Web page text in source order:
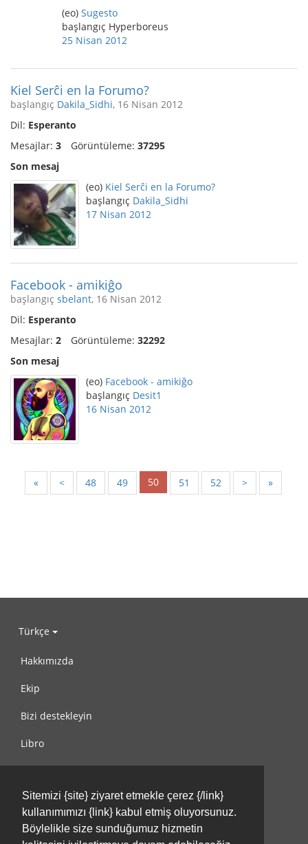
Sitemizi {site} ziyaret etmekle çerez {/link}
kullanımımızı {link} kabul etmiş oluyorsunuz.
Böylelikle size sunduğumuz hizmetin
(eo) Sugesto
başlangıç Hyperboreus
25 Nisan 2012
Kiel Serĉi en la Forumo?
başlangıç Dakila_Sidhi, 16 Nisan 2012
Dil: Esperanto
Mesajlar: 3 Görüntüleme: 37295
Son mesaj
(eo) Kiel Serĉi en la Forumo?
başlangıç Dakila_Sidhi
17 Nisan 2012
Facebook - amikiĝo
başlangıç sbelant, 16 Nisan 2012
Dil: Esperanto
Mesajlar: 2 Görüntüleme: 32292
Son mesaj
(eo) Facebook - amikiĝo
başlangıç Desit1
16 Nisan 2012
« < 48 49 50 51 52 > »
Türkçe
Hakkımızda
Ekip
Bizi destekleyin
Libro
Kullanım Koşulları
Bize ulaşın